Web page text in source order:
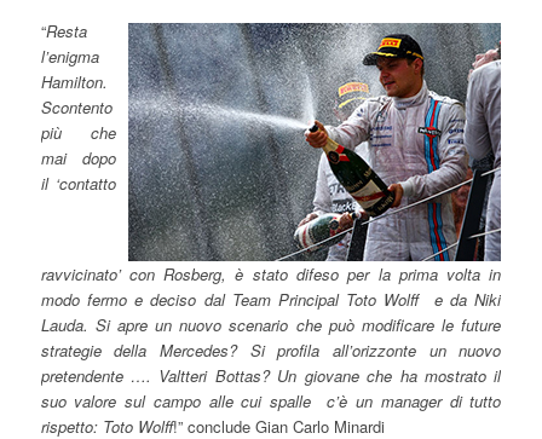
“Resta
l’enigma
Hamilton.
Scontento
più che
mai dopo
il ‘contatto
ravvicinato’ con Rosberg, è stato difeso per la prima volta in
modo fermo e deciso dal Team Principal Toto Wolff e da Niki
Lauda. Si apre un nuovo scenario che può modificare le future
strategie della Mercedes? Si profila all’orizzonte un nuovo
pretendente …. Valtteri Bottas? Un giovane che ha mostrato il
suo valore sul campo alle cui spalle c’è un manager di tutto
rispetto: Toto Wolff!” conclude Gian Carlo Minardi